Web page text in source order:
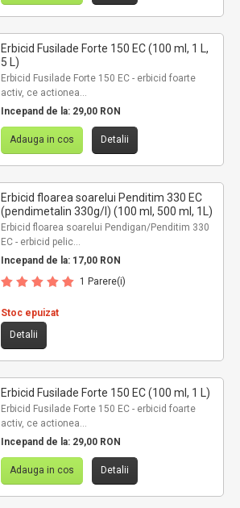
Erbicid Fusilade Forte 150 EC (100 ml, 1 L,
5 L)
Erbicid Fusilade Forte 150 EC - erbicid foarte
activ, ce actionea...
Incepand de la: 29,00 RON
Adauga in cos Detalii
Erbicid floarea soarelui Penditim 330 EC
(pendimetalin 330g/l) (100 ml, 500 ml, 1L)
Erbicid floarea soarelui Pendigan/Penditim 330
EC - erbicid pelic...
Incepand de la: 17,00 RON
1 Parere(i)
Stoc epuizat
Detalii
Erbicid Fusilade Forte 150 EC (100 ml, 1 L)
Erbicid Fusilade Forte 150 EC - erbicid foarte
activ, ce actionea...
Incepand de la: 29,00 RON
Adauga in cos Detalii